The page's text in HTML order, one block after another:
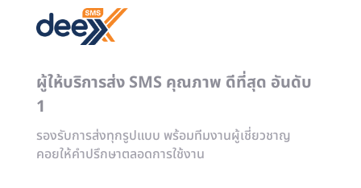
ผู้ให้บริการส่ง SMS คุณภาพ ดีที่สุด อันดับ
1
รองรับการส่งทุกรูปแบบ พร้อมทีมงานผู้เชี่ยวชาญ
คอยให้คำปรึกษาตลอดการใช้งาน